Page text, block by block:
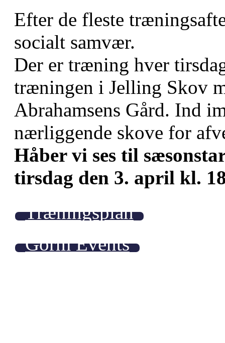
Efter de fleste
socialt samvær.
Der er træning hver
træningen i Jelling Skov
Abrahamsens Gård. Ind
nærliggende skove for
Håber vi ses til
tirsdag den 3. april kl.
Træningsplan
Gorm Events